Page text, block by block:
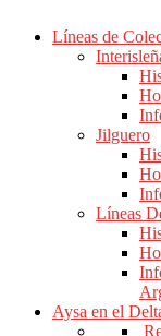
Líneas de
Jilguero
Líneas
Aysa en el